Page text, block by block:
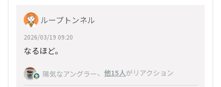
ループトンネル
2026/03/19 09:20
なるほど。
陽気なアングラー、 他15人がリアクション